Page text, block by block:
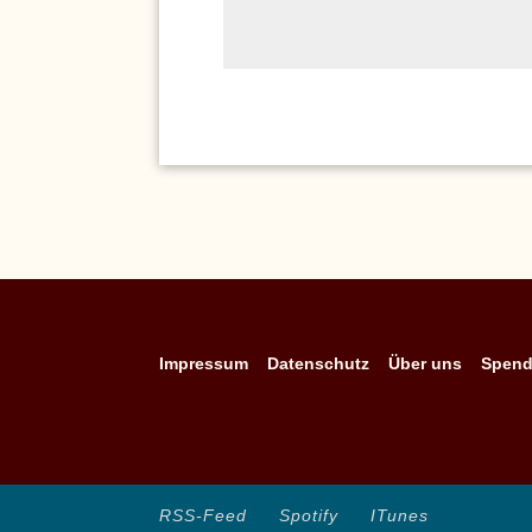
Impressum Datenschutz Über uns
RSS-Feed Spotify ITunes